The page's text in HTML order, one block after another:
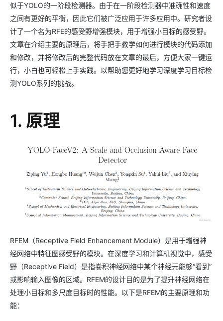
似于YOLO的一阶段检测器。由于在一阶段检测器中准确性和速度
之间有更好的平衡，因此它们被广泛应用于许多应用中。研究者设
计了一个名为RFE的感受野增强模块，用于增强小目标的感受野。
文章在介绍主要的原理后，将手把手教学如何进行模块的代码添加
和修改，并将修改后的完整代码放在文章的最后，方便大家一键运
行，小白也可轻松上手实践。以帮助您更好地学习深度学习目标检
测YOLO系列的挑战。
1. 原理
RFEM（Receptive Field Enhancement Module）是用于增强神
经网络中特征图感受野的模块。在深度学习和计算机视觉中，感受
野（Receptive Field）是指卷积神经网络中某个神经元能够“看到”
或影响输入图像的区域。RFEM的设计目的是为了提升神经网络在
处理小目标和多尺度目标时的性能。以下是RFEM的主要原理和功
能：